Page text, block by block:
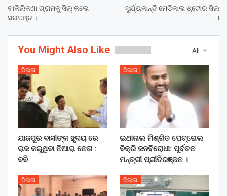
ବାକିଲିକଣା ଗ୍ରାମକୁ ସିଲ୍ କଲେ
ସରପଞ୍ଚ ।
ସୁର୍ଯ୍ୟକାନ୍ତି ମେଡିକାଲ ଷ୍ଟୋର ସିଲ
।
All
You Might Also Like
ଜିଲ୍ଲା
ଯାଜପୁର ବାସୀଙ୍କ ହୃଦୟ ରେ
ରାଜ କରୁଥିବା ନିଆରା ନେତା :
ବବି
ଜିଲ୍ଲା
ଇଥାନାଲ ମିଶ୍ରିତ ପେଟ୍ରୋଲ
ବିକ୍ରି ଜନବିରୋଧୀ: ପୂର୍ବତନ
ମନ୍ତ୍ରୀ ପ୍ରୀତିରଞ୍ଜନ ।
ଜିଲ୍ଲା ଜିଲ୍ଲା